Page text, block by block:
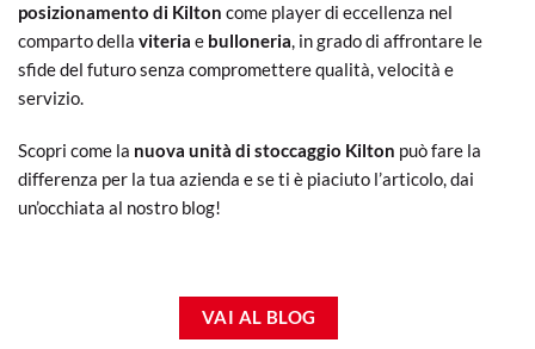
posizionamento di Kilton come player di eccellenza nel
comparto della viteria e bulloneria, in grado di affrontare le
sfide del futuro senza compromettere qualità, velocità e
servizio.
Scopri come la nuova unità di stoccaggio Kilton può fare la
differenza per la tua azienda e se ti è piaciuto l’articolo, dai
un’occhiata al nostro blog!
VAI AL BLOG